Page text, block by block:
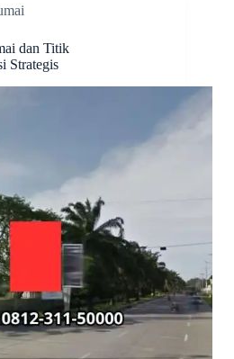
dan Titik
Strategis